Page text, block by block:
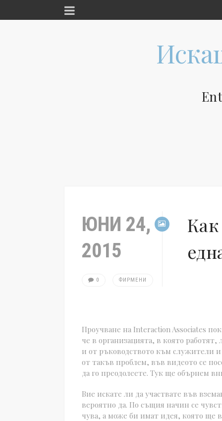
ЮНИ 24,
2015
0 ФИРМЕНИ
Проучване на Interaction Associates
че в организацията, в която
и от ръководството към служители
от такъв проблем, във видеото се
да го преодолеете. Тук ще обърнем
Вие искате ли да участвате във
вероятно да. По същия начин се
чува, а може би имат идея, която ще